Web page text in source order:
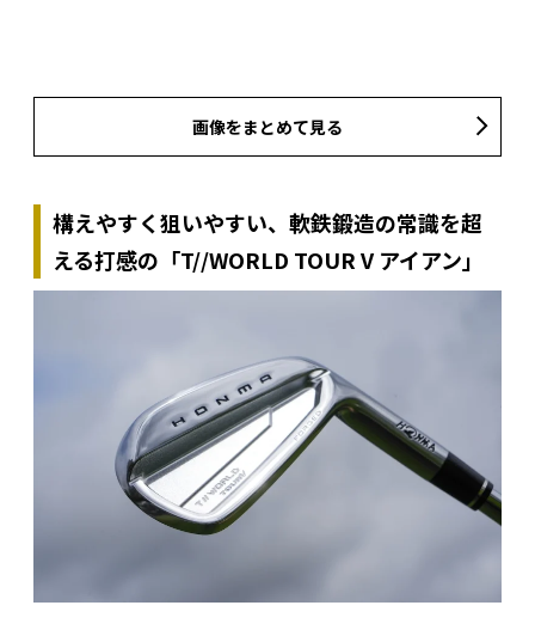
画像をまとめて見る
構えやすく狙いやすい、軟鉄鍛造の常識を超
える打感の「T//WORLD TOUR V アイアン」